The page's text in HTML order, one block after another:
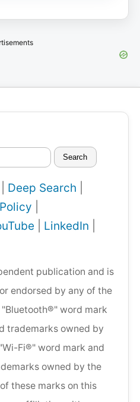
Search
Deep Search
LinkedIn
publication and is
endorsed by any of the
word mark
trademarks owned by
Fi®" word mark and
owned by the
these marks on this